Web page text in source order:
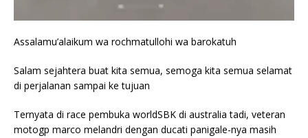
Assalamu’alaikum wa rochmatullohi wa barokatuh
Salam sejahtera buat kita semua, semoga kita semua selamat
di perjalanan sampai ke tujuan
Ternyata di race pembuka worldSBK di australia tadi, veteran
motogp marco melandri dengan ducati panigale-nya masih